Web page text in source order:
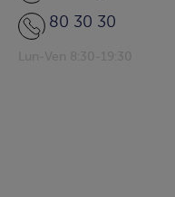
80 30 30